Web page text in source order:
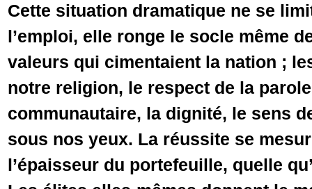
Cette situation dramatique ne se
l’emploi, elle ronge le socle même
valeurs qui cimentaient la nation ;
notre religion, le respect de la
communautaire, la dignité, le sens
sous nos yeux. La réussite se
l’épaisseur du portefeuille, quelle